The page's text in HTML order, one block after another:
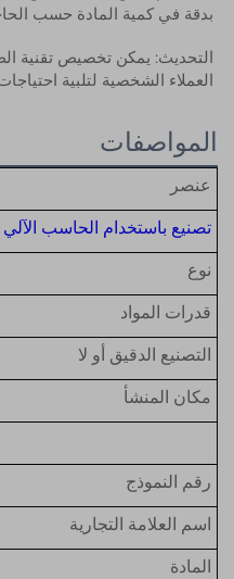
بدقة في كمية المادة حسب
العملاء الشخصية لتلبية
المواصفات
عنصر
تصنيع باستخدام الحاسب الآلي CNC
نوع
قدرات المواد
التصنيع الدقيق أو لا
مكان المنشأ
رقم النموذج
اسم العلامة التجارية
المادة